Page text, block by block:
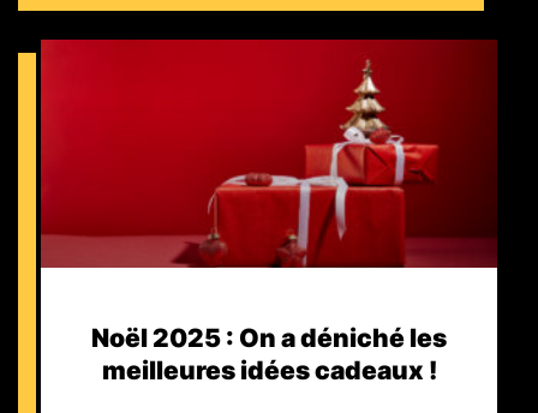
Noël 2025 : On a déniché les
meilleures idées cadeaux !